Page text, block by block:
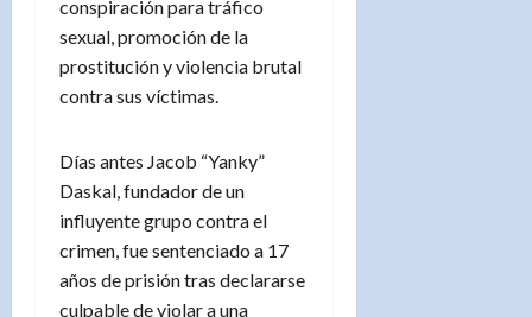
conspiración para tráfico
sexual, promoción de la
prostitución y violencia brutal
contra sus víctimas.
Días antes Jacob “Yanky”
Daskal, fundador de un
influyente grupo contra el
crimen, fue sentenciado a 17
años de prisión tras declararse
culpable de violar a una